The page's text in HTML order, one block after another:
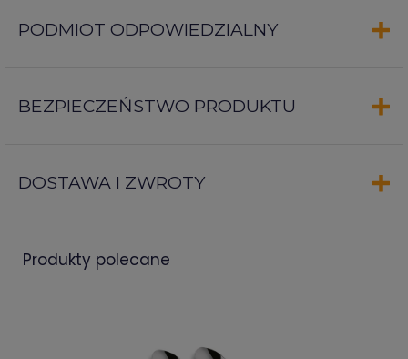
PODMIOT ODPOWIEDZIALNY
BEZPIECZEŃSTWO PRODUKTU
DOSTAWA I ZWROTY
produkty polecane